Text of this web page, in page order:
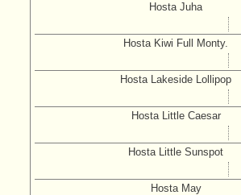
Hosta Juha
Hosta Kiwi Full Monty.
Hosta Lakeside Lollipop
Hosta Little Caesar
Hosta Little Sunspot
Hosta May